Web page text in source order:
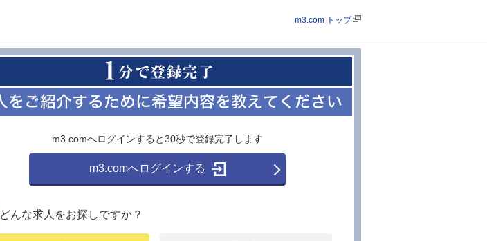
m3.com トップ
m3.comへログインすると30秒で登録完了します
m3.comへログインする
どんな求人をお探しですか？